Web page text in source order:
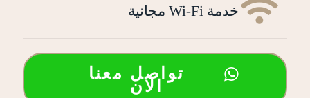
خدمة Wi-Fi مجانية
تواصل معنا
الان